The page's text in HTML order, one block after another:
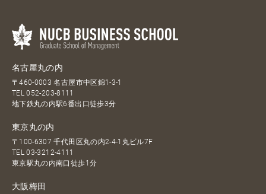
名古屋丸の内
〒460-0003 名古屋市中区錦1-3-1
TEL052-203-8111
地下鉄丸の内駅6番出口徒歩3分
東京丸の内
〒100-6307 千代田区丸の内2-4-1丸ビル7F
TEL03-3212-4111
東京駅丸の内南口徒歩1分
大阪梅田